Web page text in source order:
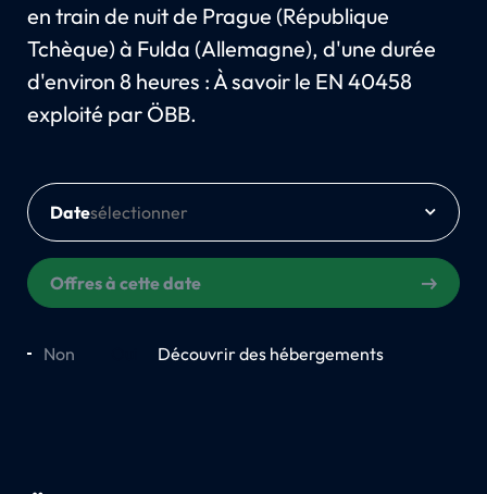
en train de nuit de Prague (République
Tchèque) à Fulda (Allemagne), d'une durée
d'environ 8 heures : À savoir le EN 40458
exploité par ÖBB.
Date
Offres à cette date
Non Découvrir des hébergements